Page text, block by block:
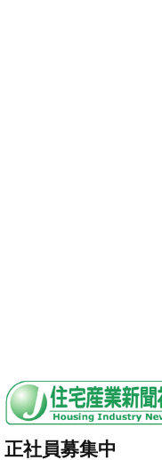
正社員募集中